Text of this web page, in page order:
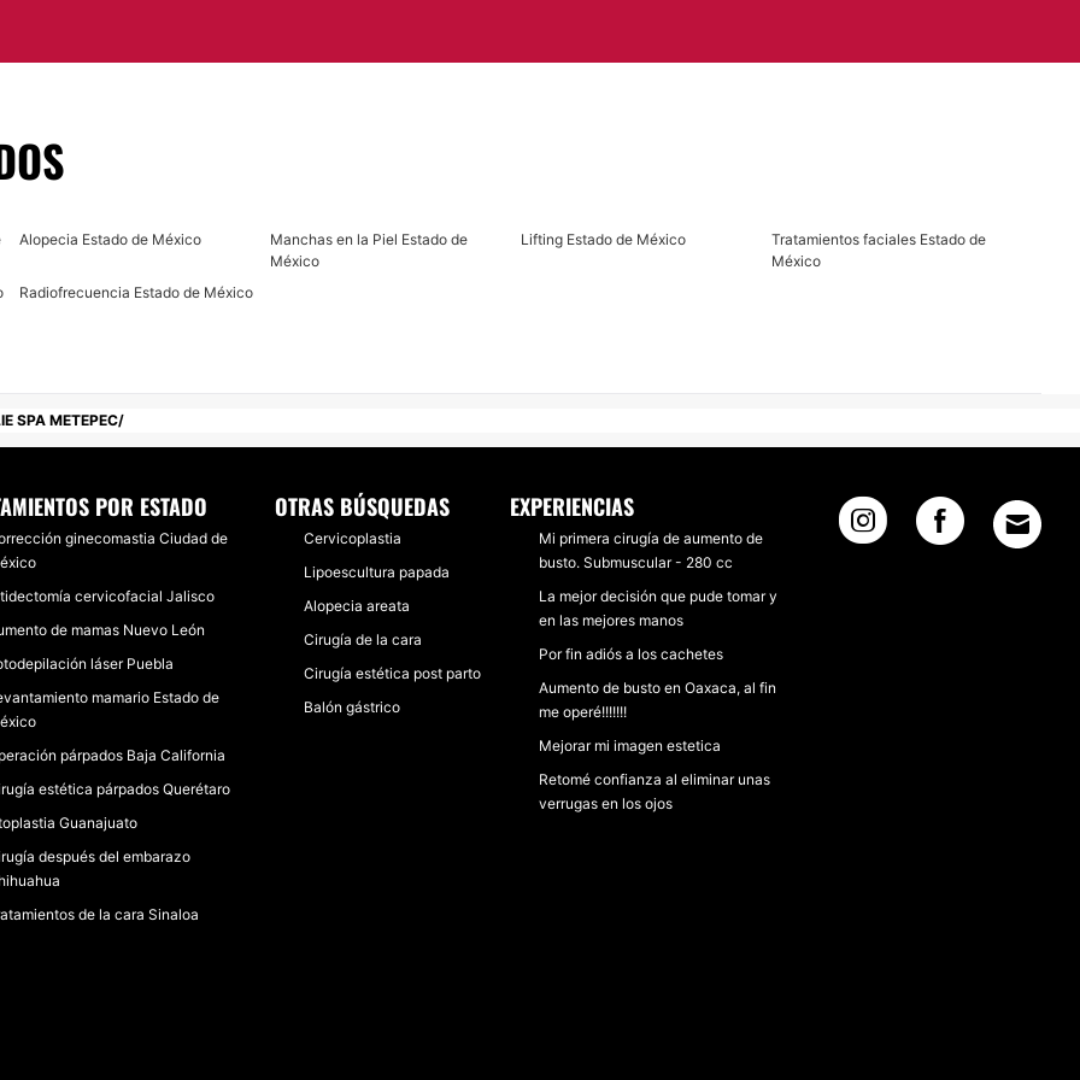
para
será nuestra mejor
Alopecia Estado de México
Manchas en la Piel Estado de
México
Lifting Estado de México
Tratamientos faciales Estado de
México
Radiofrecuencia Estado de México
SPA METEPEC
POR ESTADO
ginecomastia Ciudad de
cervicofacial Jalisco
de mamas Nuevo León
láser Puebla
mamario Estado de
párpados Baja California
estética párpados Querétaro
Guanajuato
después del embarazo
de la cara Sinaloa
OTRAS BÚSQUEDAS
Cervicoplastia
Lipoescultura papada
Alopecia areata
Cirugía de la cara
Cirugía estética post parto
Balón gástrico
EXPERIENCIAS
Mi primera cirugía de aumento de
busto. Submuscular - 280 cc
La mejor decisión que pude tomar y
en las mejores manos
Por fin adiós a los cachetes
Aumento de busto en Oaxaca, al fin
me operé!!!!!!!
Mejorar mi imagen estetica
Retomé confianza al eliminar unas
verrugas en los ojos